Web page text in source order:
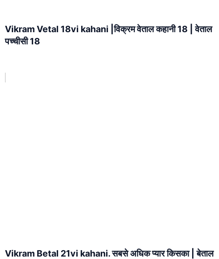
Vikram Vetal 18vi kahani |विक्रम वेताल कहानी 18 | वेताल
पच्चीसी 18
Vikram Betal 21vi kahani. सबसे अधिक प्यार किसका | बेताल